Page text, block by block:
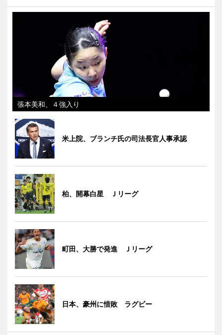
張本美和、４強入り
米上院、ブランチ氏の司法長官人事承認
柏、開幕白星 Ｊリーグ
町田、大勝で発進 Ｊリーグ
日本、豪州に惜敗 ラグビー